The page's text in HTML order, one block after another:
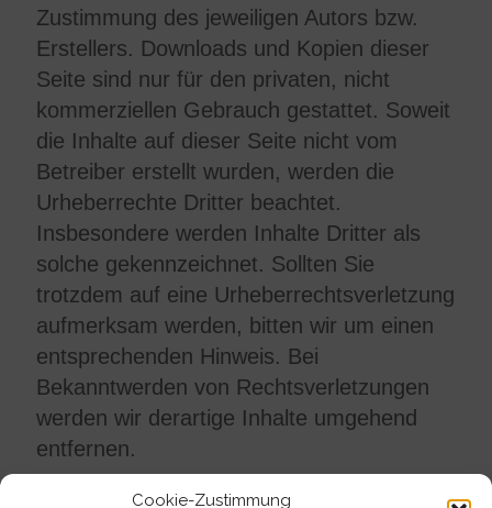
Cookie-Zustimmung
Zustimmung des jeweiligen Autors bzw.
Erstellers. Downloads und Kopien dieser
Seite sind nur für den privaten, nicht
kommerziellen Gebrauch gestattet. Soweit
die Inhalte auf dieser Seite nicht vom
Betreiber erstellt wurden, werden die
Urheberrechte Dritter beachtet.
Insbesondere werden Inhalte Dritter als
solche gekennzeichnet. Sollten Sie
trotzdem auf eine Urheberrechtsverletzung
aufmerksam werden, bitten wir um einen
entsprechenden Hinweis. Bei
Bekanntwerden von Rechtsverletzungen
werden wir derartige Inhalte umgehend
entfernen.